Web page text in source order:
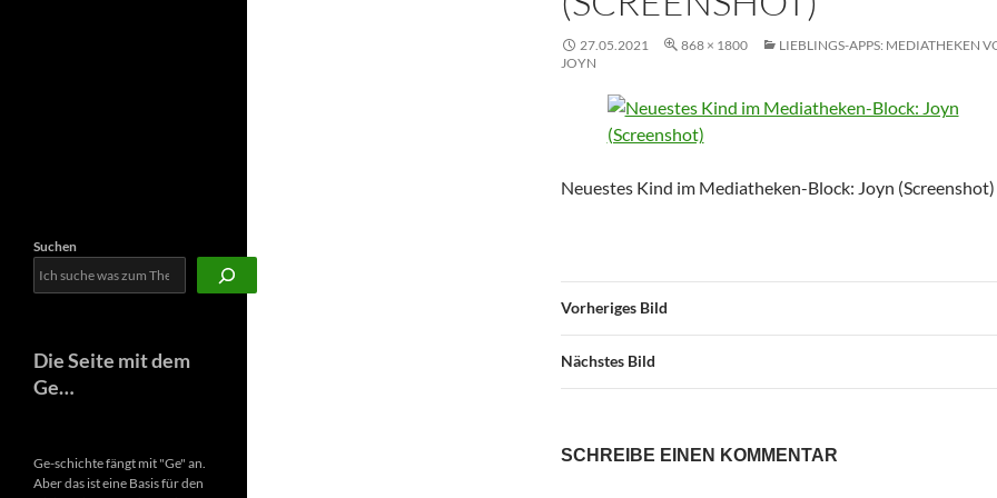
27.05.2021 868 × 1800
LIEBLINGS-APPS: MEDIATHEKEN
JOYN
Neuestes Kind im Mediatheken-Block: Joyn (Screenshot)
Vorheriges Bild
Nächstes Bild
SCHREIBE EINEN KOMMENTAR
Suchen
Die Seite mit dem
Ge…
Ge-schichte fängt mit "Ge" an.
Aber das ist eine Basis für den